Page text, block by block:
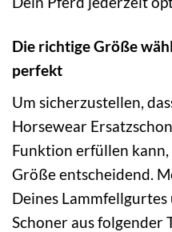
Die richtige Größe
perfekt
Um sicherzustellen,
Horsewear
Funktion erfüllen
Größe entscheidend.
Deines Lammfellgurtes
Schoner aus folgender